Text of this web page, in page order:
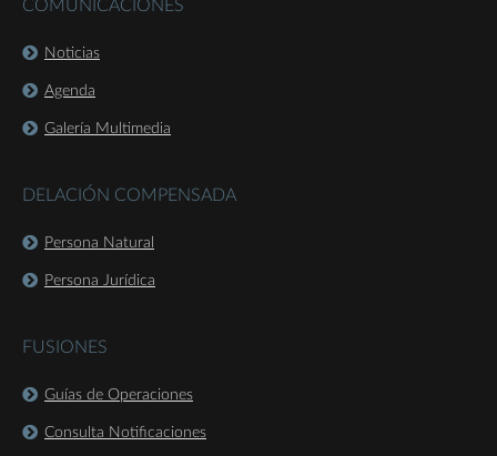
COMUNICACIONES
Noticias
Agenda
Galería Multimedia
DELACIÓN COMPENSADA
Persona Natural
Persona Jurídica
FUSIONES
Guías de Operaciones
Consulta Notificaciones